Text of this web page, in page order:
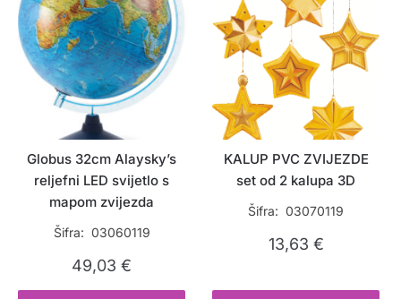
Globus 32cm Alaysky’s
reljefni LED svijetlo s
mapom zvijezda
Šifra: 03060119
49,03€
KALUP PVC ZVIJEZDE
set od 2 kalupa 3D
Šifra: 03070119
13,63 €